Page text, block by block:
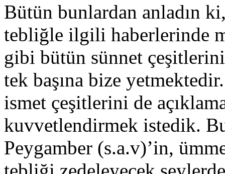
Bütün bunlardan anladın
tebliğle il­gili haberlerinde
gibi bütün sünnet
tek başına bize
ismet çeşitlerini de
kuvvetlendirmek istedik.
Peygamber (s.a.v)’in,